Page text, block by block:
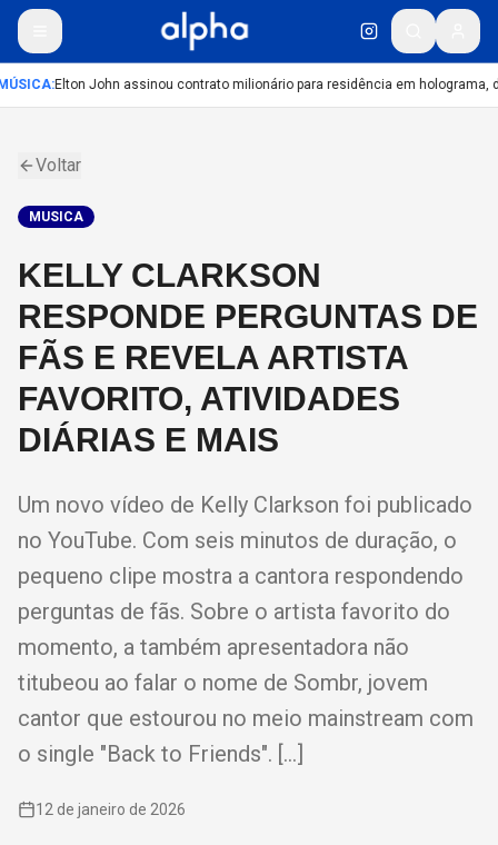
:Elton John assinou contrato milionário para residência em holograma,
Voltar
MUSICA
KELLY CLARKSON
RESPONDE PERGUNTAS DE
FÃS E REVELA ARTISTA
FAVORITO, ATIVIDADES
DIÁRIAS E MAIS
Um novo vídeo de Kelly Clarkson foi publicado
no YouTube. Com seis minutos de duração, o
pequeno clipe mostra a cantora respondendo
perguntas de fãs. Sobre o artista favorito do
momento, a também apresentadora não
titubeou ao falar o nome de Sombr, jovem
cantor que estourou no meio mainstream com
o single "Back to Friends". […]
12 de janeiro de 2026